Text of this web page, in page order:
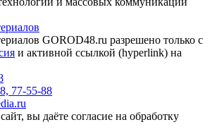
GOROD48.ru разрешено только с
и активной ссылкой (hyperlink) на
77-55-88
вы даёте согласие на обработку